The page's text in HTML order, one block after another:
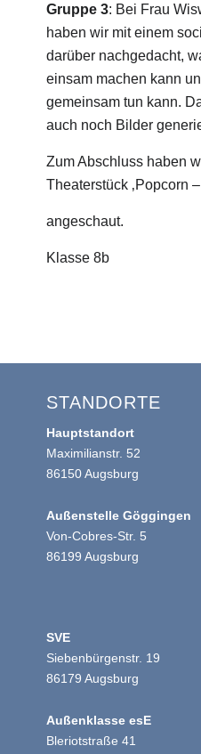
Gruppe 3: Bei Frau
haben wir mit einem
darüber nachgedacht,
einsam machen kann
gemeinsam tun kann.
auch noch Bilder
Zum Abschluss haben
Theaterstück ‚Popcorn
angeschaut.
Klasse 8b
STANDORTE
Hauptstandort
Maximilianstr. 52
86150 Augsburg
Außenstelle Göggingen
Von-Cobres-Str. 5
86199 Augsburg
SVE
Siebenbürgenstr. 19
86179 Augsburg
Außenklasse esE
Bleriotstraße 41